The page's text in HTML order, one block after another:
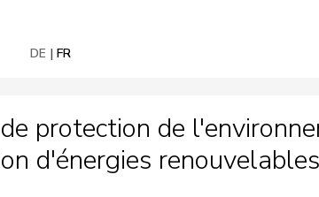
DE FR
protection de
d'énergies